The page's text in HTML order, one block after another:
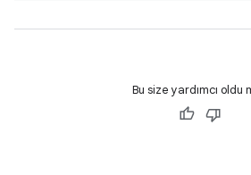
Bu size yardımcı oldu